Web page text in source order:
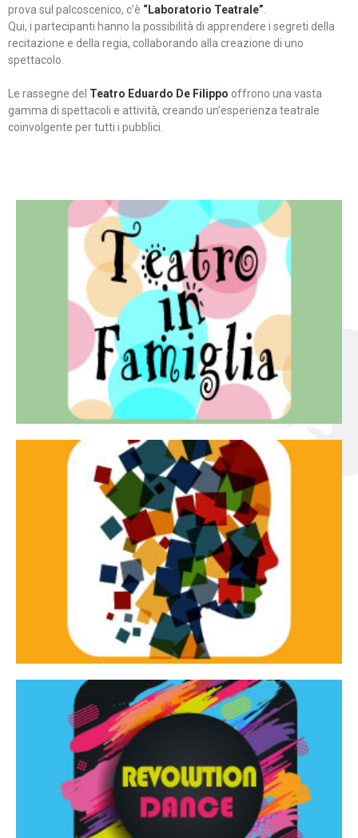
prova sul palcoscenico, c’è “Laboratorio Teatrale”
Qui, i partecipanti hanno la possibilità di apprendere i segreti della
recitazione e della regia, collaborando alla creazione di uno
spettacolo.
Le rassegne del Teatro Eduardo De Filippo offrono una vasta
gamma di spettacoli e attività, creando un’esperienza teatrale
coinvolgente per tutti i pubblici.
Teatro in famiglia
Teatro In Famiglia è una rassegna di teatro concepita
per far condividere e godere del teatro all’intera
famiglia.
Continua
Tracce dinamiche
Tracce Dinamiche è una rassegna di teatro
d’innovazione e sperimentale.
Continua
Revolution Dance
Rassegna di danza contemporanea – I Edizione